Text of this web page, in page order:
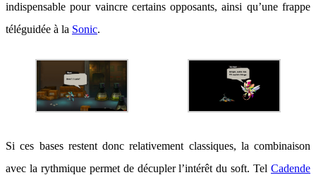
indispensable pour vaincre certains opposants, ainsi qu’une frappe
téléguidée à la Sonic.
Si ces bases restent donc relativement classiques, la combinaison
avec la rythmique permet de décupler l’intérêt du soft. Tel Cadende